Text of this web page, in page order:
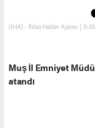
(İHA) - İhlas Haber Ajansı |
Muş İl Emniyet
atandı